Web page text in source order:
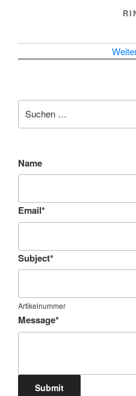
nach:
Name
Email*
Subject*
Artikelnummer
Message*
Submit